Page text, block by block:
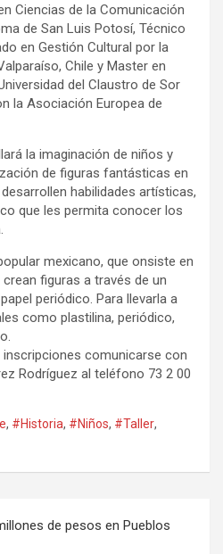
Ciencias de la Comunicación
de San Luis Potosí, Técnico
en Gestión Cultural por la
Chile y Master en
del Claustro de Sor
la Asociación Europea de
la imaginación de niños y
de figuras fantásticas en
habilidades artísticas,
que les permita conocer los
mexicano, que onsiste en
figuras a través de un
periódico. Para llevarla a
como plastilina, periódico,
comunicarse con
Rodríguez al teléfono 73 2 00
, #Historia, #Niños, #Taller,
de pesos en Pueblos